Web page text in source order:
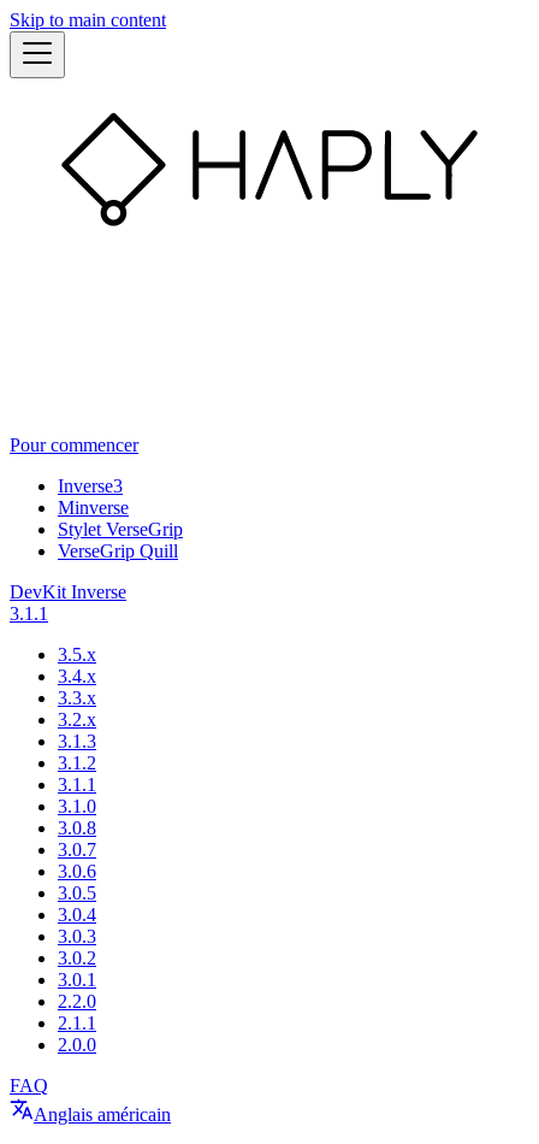
Skip to main content
Pour commencer
Inverse3
Minverse
Stylet VerseGrip
VerseGrip Quill
DevKit Inverse
3.1.1
3.5.x
3.4.x
3.3.x
3.2.x
3.1.3
3.1.2
3.1.1
3.1.0
3.0.8
3.0.7
3.0.6
3.0.5
3.0.4
3.0.3
3.0.2
3.0.1
2.2.0
2.1.1
2.0.0
FAQ
Anglais américain